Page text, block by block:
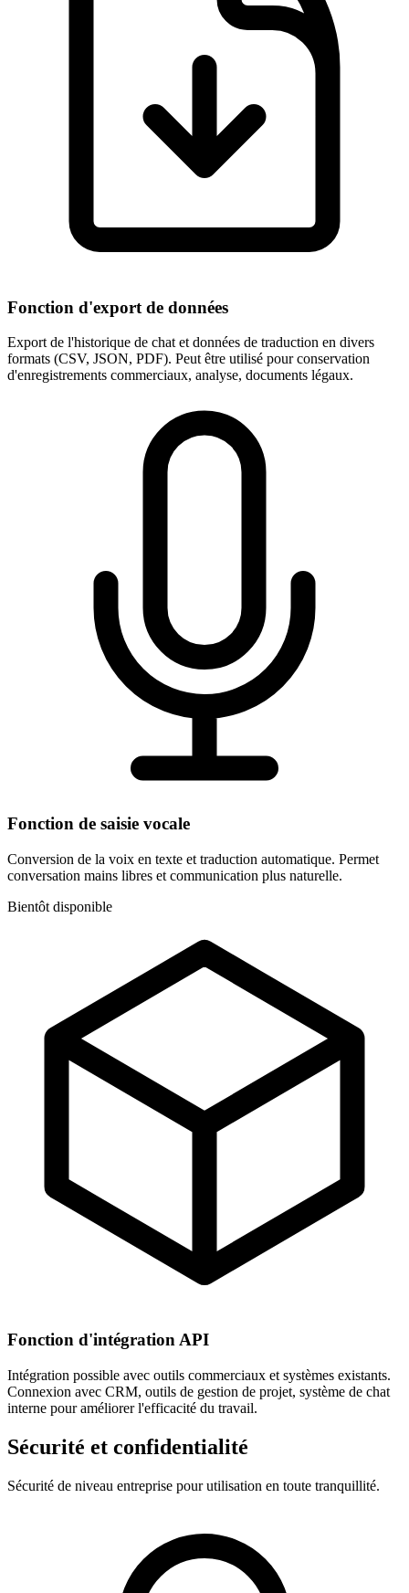
Fonction d'export de données
Export de l'historique de chat et données de traduction en divers
formats (CSV, JSON, PDF). Peut être utilisé pour conservation
d'enregistrements commerciaux, analyse, documents légaux.
Fonction de saisie vocale
Conversion de la voix en texte et traduction automatique. Permet
conversation mains libres et communication plus naturelle.
Bientôt disponible
Fonction d'intégration API
Intégration possible avec outils commerciaux et systèmes existants.
Connexion avec CRM, outils de gestion de projet, système de chat
interne pour améliorer l'efficacité du travail.
Sécurité et confidentialité
Sécurité de niveau entreprise pour utilisation en toute tranquillité.